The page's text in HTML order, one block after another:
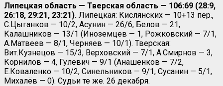
Липецкая область — Тверская область — 106:69 (28:9,
26:18, 29:21, 23:21). Липецкая: Кислянских — 10+13 пер.,
С.Цыганков — 10/2, Асунин — 26/6, Белов — 21,
Калашников — 13/1 (Иноземцев — 1, Рожковский — 7/1,
А.Матвеев — 8/1, Черняев — 10/1). Тверская:
Вит.Кузнецов — 15/3, Верховский — 7/1, А.Смирнов — 3,
Корнилов — 4, Гулевич — 9/1 (Анашенков — 7/2,
Е.Коваленко — 10/2, Синельников — 9/1, Сусанин — 5/1,
Михалёв — 0). Судьи те же. 26 декабря.